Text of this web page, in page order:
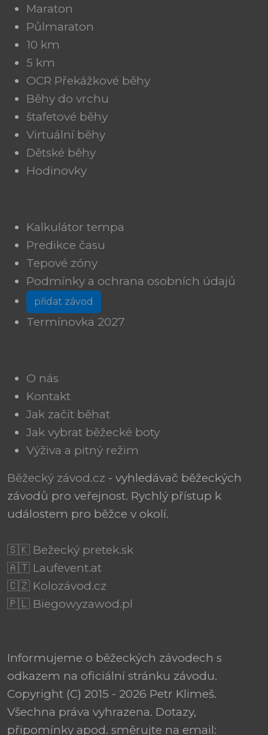
Maraton
Půlmaraton
10 km
5 km
OCR Překážkové běhy
Běhy do vrchu
štafetové běhy
Virtuální běhy
Dětské běhy
Hodinovky
Kalkulátor tempa
Predikce času
Tepové zóny
Podmínky a ochrana osobních údajů
přidat závod
Termínovka 2027
O nás
Kontakt
Jak začít běhat
Jak vybrat běžecké boty
Výživa a pitný režim
Běžecký závod.cz - vyhledávač běžeckých
závodů pro veřejnost. Rychlý přístup k
událostem pro běžce v okolí.
🇸🇰 Bežecký pretek.sk
🇦🇹 Laufevent.at
🇨🇿 Kolozávod.cz
🇵🇱 Biegowyzawod.pl
Informujeme o běžeckých závodech s
odkazem na oficiální stránku závodu.
Copyright (C) 2015 - 2026 Petr Klimeš.
Všechna práva vyhrazena. Dotazy,
připomínky apod. směrujte na email: